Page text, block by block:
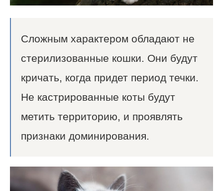
Сложным характером обладают не
стерилизованные кошки. Они будут
кричать, когда придет период течки.
Не кастрированные коты будут
метить территорию, и проявлять
признаки доминирования.